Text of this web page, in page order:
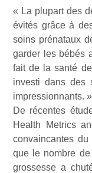
« La plupart des
évités grâce à
soins prénataux
garder les bébés
fait de la santé
investi dans des
impressionnants. »
De récentes
Health Metrics
convaincantes
que le nombre
grossesse a